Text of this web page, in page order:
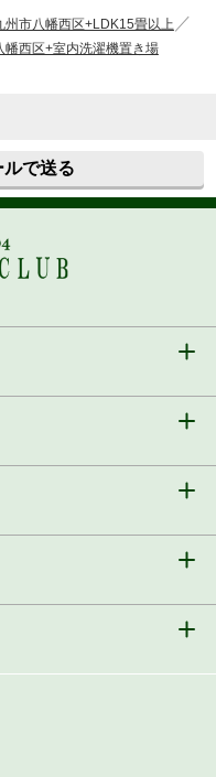
州市八幡西区+LDK15畳以上
幡西区+室内洗濯機置き場
ルで送る